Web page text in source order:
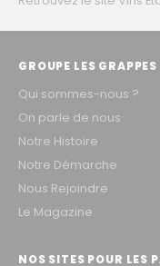
GROUPE LES GRAPPES
Qui sommes-nous ?
On parle de nous
Notre Histoire
Notre Démarche
Nous Rejoindre
Le Magazine
NOS SITES POUR LES